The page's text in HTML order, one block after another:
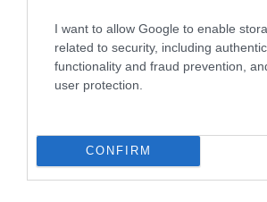
I want to allow Google to enable
related to security, including
functionality and fraud prevention,
user protection.
CONFIRM
TANULJ NÉMETÜL
DIGITÁLIS TANULÁS